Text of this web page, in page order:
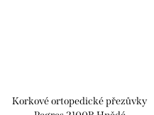
Korkové ortopedické přezůvky